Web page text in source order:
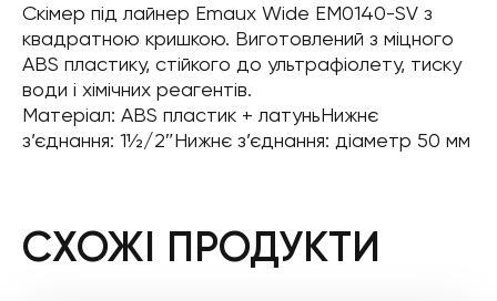
Скімер під лайнер Emaux Wide EM0140-SV з
квадратною кришкою. Виготовлений з міцного
ABS пластику, стійкого до ультрафіолету, тиску
води і хімічних реагентів.
Матеріал: ABS пластик + латуньНижнє
з’єднання: 1½/2″Нижнє з’єднання: діаметр 50 мм
СХОЖІ ПРОДУКТИ